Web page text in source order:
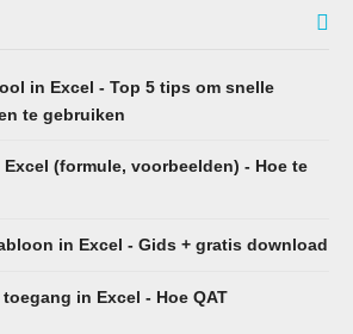
in Excel - Top 5 tips om snelle
te gebruiken
(formule, voorbeelden) - Hoe te
in Excel - Gids + gratis download
in Excel - Hoe QAT